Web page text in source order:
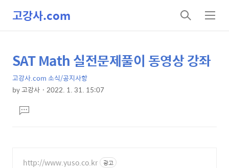
고강사.com
검
색
메
뉴
상
세
컨
텐
츠
본
문
제
목
SAT Math 실전문제풀이 동영상 강좌
고강사.com 소식/공지사항
by고강사 2022. 1. 31. 15:07
문댓
글
http://www.yuso.co.kr 광고